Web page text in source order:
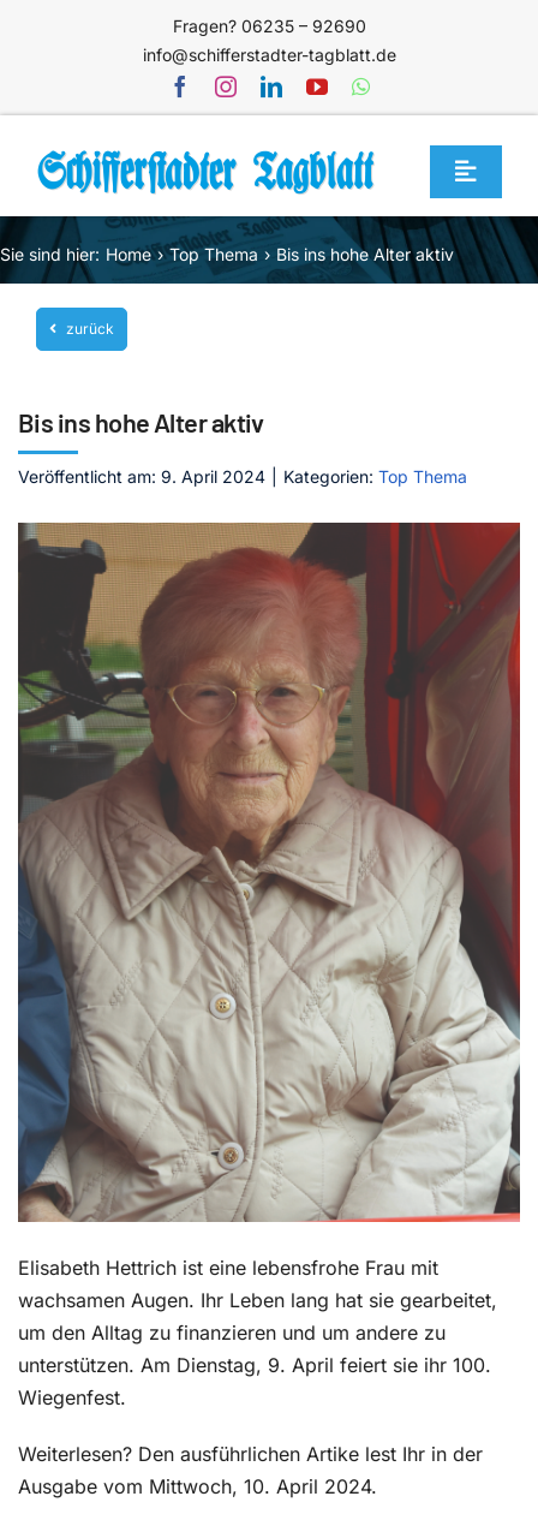
Fragen? 06235 – 92690
info@schifferstadter-tagblatt.de
Toggle
Home
Themen
Blog
Service
Mediathek
Jetzt abonnieren
Kontakt
Sie sind hier: Home Top Thema Bis ins hohe Alter aktiv
zurück
Bis ins hohe Alter aktiv
Veröffentlicht am: 9. April 2024 Kategorien: Top Thema
Elisabeth Hettrich ist eine lebensfrohe Frau mit
wachsamen Augen. Ihr Leben lang hat sie gearbeitet,
um den Alltag zu finanzieren und um andere zu
unterstützen. Am Dienstag, 9. April feiert sie ihr 100.
Wiegenfest.
Weiterlesen? Den ausführlichen Artike lest Ihr in der
Ausgabe vom Mittwoch, 10. April 2024.